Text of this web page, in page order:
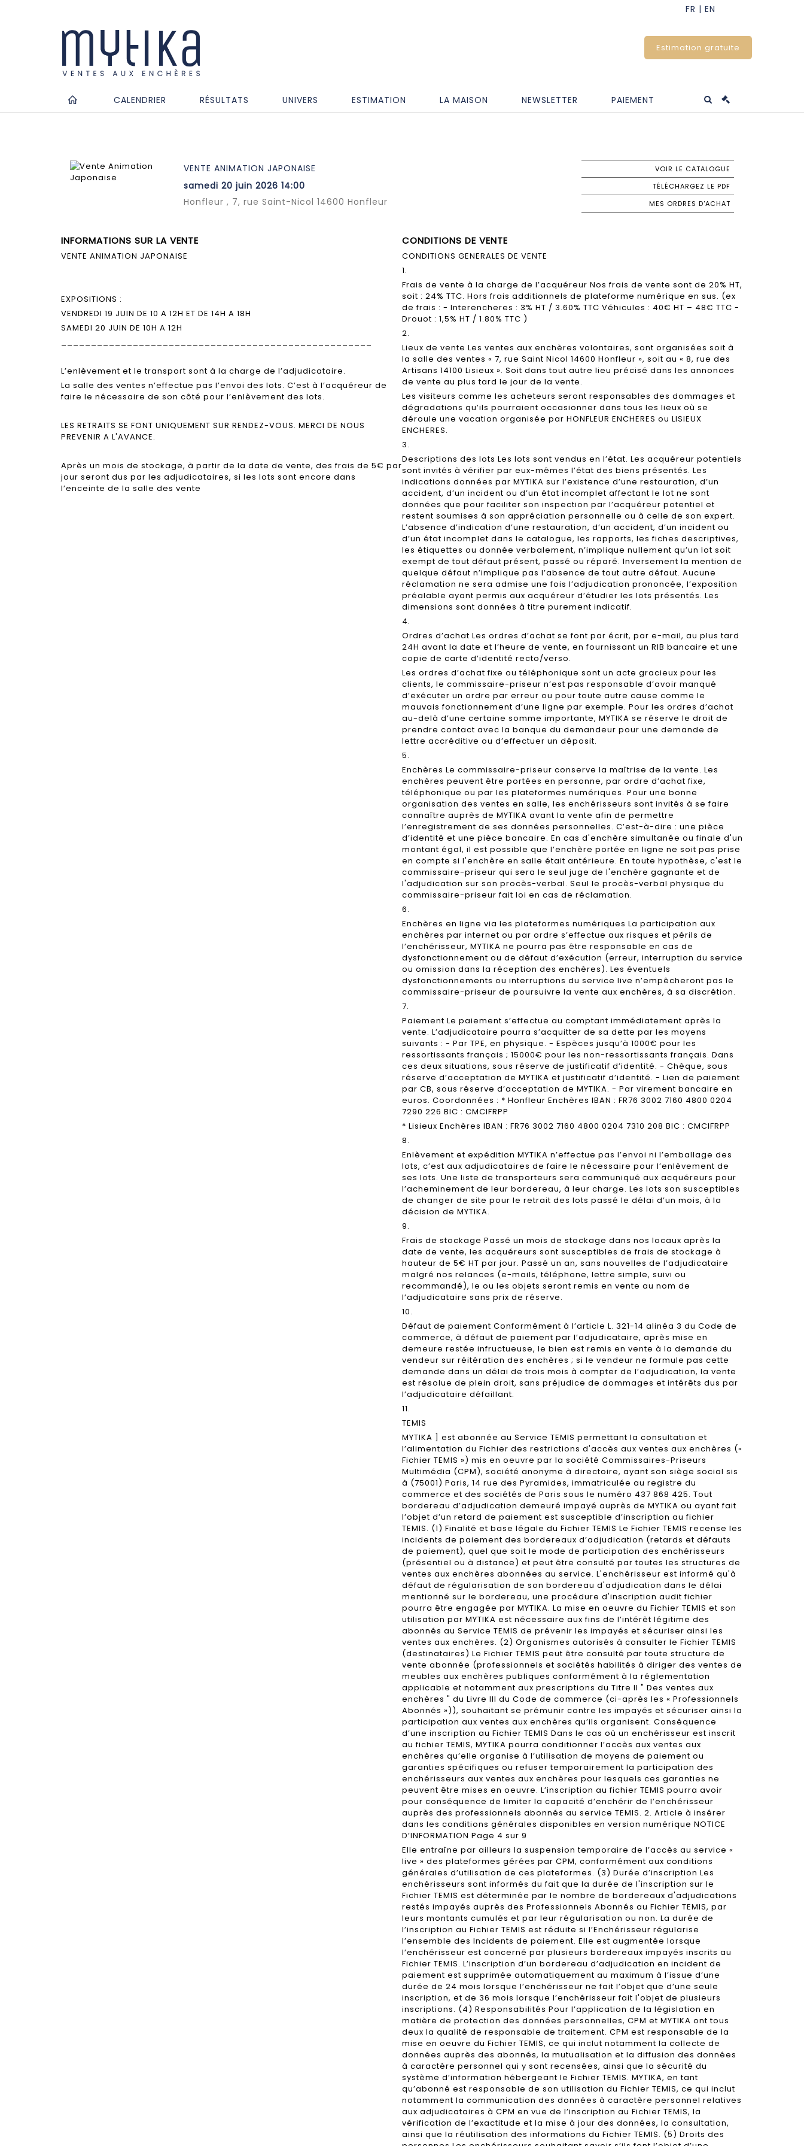
Estimation gratuite
CALENDRIER RÉSULTATS UNIVERS ESTIMATION LA MAISON NEWSLETTER PAIEMENT
VENTE ANIMATION JAPONAISE
samedi 20 juin 2026 14:00
Honfleur , 7, rue Saint-Nicol 14600 Honfleur
VOIR LE CATALOGUE
TÉLÉCHARGEZ LE PDF
MES ORDRES D'ACHAT
INFORMATIONS SUR LA VENTE
VENTE ANIMATION JAPONAISE
EXPOSITIONS :
VENDREDI 19 JUIN DE 10 A 12H ET DE 14H A 18H
SAMEDI 20 JUIN DE 10H A 12H
L’enlèvement et le transport sont à la charge de l’adjudicataire.
La salle des ventes n’effectue pas l’envoi des lots. C’est à l’acquéreur de
faire le nécessaire de son côté pour l’enlèvement des lots.
LES RETRAITS SE FONT UNIQUEMENT SUR RENDEZ-VOUS. MERCI DE NOUS
PREVENIR A L'AVANCE.
Après un mois de stockage, à partir de la date de vente, des frais de 5€ par
jour seront dus par les adjudicataires, si les lots sont encore dans
l’enceinte de la salle des vente
CONDITIONS DE VENTE
CONDITIONS GENERALES DE VENTE
1.
Frais de vente à la charge de l’acquéreur Nos frais de vente sont de 20% HT,
soit : 24% TTC. Hors frais additionnels de plateforme numérique en sus. (ex
de frais : - Interencheres : 3% HT / 3.60% TTC Véhicules : 40€ HT – 48€ TTC -
Drouot : 1,5% HT / 1.80% TTC )
2.
Lieux de vente Les ventes aux enchères volontaires, sont organisées soit à
la salle des ventes « 7, rue Saint Nicol 14600 Honfleur », soit au « 8, rue des
Artisans 14100 Lisieux ». Soit dans tout autre lieu précisé dans les annonces
de vente au plus tard le jour de la vente.
Les visiteurs comme les acheteurs seront responsables des dommages et
dégradations qu’ils pourraient occasionner dans tous les lieux où se
déroule une vacation organisée par HONFLEUR ENCHERES ou LISIEUX
ENCHERES.
3.
Descriptions des lots Les lots sont vendus en l’état. Les acquéreur potentiels
sont invités à vérifier par eux-mêmes l’état des biens présentés. Les
indications données par MYTIKA sur l’existence d’une restauration, d’un
accident, d’un incident ou d’un état incomplet affectant le lot ne sont
données que pour faciliter son inspection par l’acquéreur potentiel et
restent soumises à son appréciation personnelle ou à celle de son expert.
L’absence d’indication d’une restauration, d’un accident, d’un incident ou
d’un état incomplet dans le catalogue, les rapports, les fiches descriptives,
les étiquettes ou donnée verbalement, n’implique nullement qu’un lot soit
exempt de tout défaut présent, passé ou réparé. Inversement la mention de
quelque défaut n’implique pas l’absence de tout autre défaut. Aucune
réclamation ne sera admise une fois l’adjudication prononcée, l’exposition
préalable ayant permis aux acquéreur d’étudier les lots présentés. Les
dimensions sont données à titre purement indicatif.
4.
Ordres d’achat Les ordres d’achat se font par écrit, par e-mail, au plus tard
24H avant la date et l’heure de vente, en fournissant un RIB bancaire et une
copie de carte d’identité recto/verso.
Les ordres d’achat fixe ou téléphonique sont un acte gracieux pour les
clients, le commissaire-priseur n’est pas responsable d’avoir manqué
d’exécuter un ordre par erreur ou pour toute autre cause comme le
mauvais fonctionnement d’une ligne par exemple. Pour les ordres d’achat
au-delà d’une certaine somme importante, MYTIKA se réserve le droit de
prendre contact avec la banque du demandeur pour une demande de
lettre accréditive ou d’effectuer un déposit.
5.
Enchères Le commissaire-priseur conserve la maîtrise de la vente. Les
enchères peuvent être portées en personne, par ordre d’achat fixe,
téléphonique ou par les plateformes numériques. Pour une bonne
organisation des ventes en salle, les enchérisseurs sont invités à se faire
connaître auprès de MYTIKA avant la vente afin de permettre
l’enregistrement de ses données personnelles. C’est-à-dire : une pièce
d’identité et une pièce bancaire. En cas d'enchère simultanée ou finale d'un
montant égal, il est possible que l’enchère portée en ligne ne soit pas prise
en compte si l'enchère en salle était antérieure. En toute hypothèse, c'est le
commissaire-priseur qui sera le seul juge de l'enchère gagnante et de
l'adjudication sur son procès-verbal. Seul le procès-verbal physique du
commissaire-priseur fait loi en cas de réclamation.
6.
Enchères en ligne via les plateformes numériques La participation aux
enchères par internet ou par ordre s’effectue aux risques et périls de
l’enchérisseur, MYTIKA ne pourra pas être responsable en cas de
dysfonctionnement ou de défaut d’exécution (erreur, interruption du service
ou omission dans la réception des enchères). Les éventuels
dysfonctionnements ou interruptions du service live n’empêcheront pas le
commissaire-priseur de poursuivre la vente aux enchères, à sa discrétion.
7.
Paiement Le paiement s’effectue au comptant immédiatement après la
vente. L’adjudicataire pourra s’acquitter de sa dette par les moyens
suivants : - Par TPE, en physique. - Espèces jusqu’à 1000€ pour les
ressortissants français ; 15000€ pour les non-ressortissants français. Dans
ces deux situations, sous réserve de justificatif d’identité. - Chèque, sous
réserve d’acceptation de MYTIKA et justificatif d’identité. - Lien de paiement
par CB, sous réserve d’acceptation de MYTIKA. - Par virement bancaire en
euros. Coordonnées : * Honfleur Enchères IBAN : FR76 3002 7160 4800 0204
7290 226 BIC : CMCIFRPP
* Lisieux Enchères IBAN : FR76 3002 7160 4800 0204 7310 208 BIC : CMCIFRPP
8.
Enlèvement et expédition MYTIKA n’effectue pas l’envoi ni l’emballage des
lots, c’est aux adjudicataires de faire le nécessaire pour l’enlèvement de
ses lots. Une liste de transporteurs sera communiqué aux acquéreurs pour
l’acheminement de leur bordereau, à leur charge. Les lots son susceptibles
de changer de site pour le retrait des lots passé le délai d’un mois, à la
décision de MYTIKA.
9.
Frais de stockage Passé un mois de stockage dans nos locaux après la
date de vente, les acquéreurs sont susceptibles de frais de stockage à
hauteur de 5€ HT par jour. Passé un an, sans nouvelles de l’adjudicataire
malgré nos relances (e-mails, téléphone, lettre simple, suivi ou
recommandé), le ou les objets seront remis en vente au nom de
l’adjudicataire sans prix de réserve.
10.
Défaut de paiement Conformément à l’article L. 321-14 alinéa 3 du Code de
commerce, à défaut de paiement par l’adjudicataire, après mise en
demeure restée infructueuse, le bien est remis en vente à la demande du
vendeur sur réitération des enchères ; si le vendeur ne formule pas cette
demande dans un délai de trois mois à compter de l’adjudication, la vente
est résolue de plein droit, sans préjudice de dommages et intérêts dus par
l’adjudicataire défaillant.
11.
TEMIS
MYTIKA ] est abonnée au Service TEMIS permettant la consultation et
l’alimentation du Fichier des restrictions d'accès aux ventes aux enchères («
Fichier TEMIS ») mis en oeuvre par la société Commissaires-Priseurs
Multimédia (CPM), société anonyme à directoire, ayant son siège social sis
à (75001) Paris, 14 rue des Pyramides, immatriculée au registre du
commerce et des sociétés de Paris sous le numéro 437 868 425. Tout
bordereau d’adjudication demeuré impayé auprès de MYTIKA ou ayant fait
l’objet d’un retard de paiement est susceptible d’inscription au fichier
TEMIS. (1) Finalité et base légale du Fichier TEMIS Le Fichier TEMIS recense les
incidents de paiement des bordereaux d’adjudication (retards et défauts
de paiement), quel que soit le mode de participation des enchérisseurs
(présentiel ou à distance) et peut être consulté par toutes les structures de
ventes aux enchères abonnées au service. L'enchérisseur est informé qu'à
défaut de régularisation de son bordereau d'adjudication dans le délai
mentionné sur le bordereau, une procédure d'inscription audit fichier
pourra être engagée par MYTIKA. La mise en oeuvre du Fichier TEMIS et son
utilisation par MYTIKA est nécessaire aux fins de l’intérêt légitime des
abonnés au Service TEMIS de prévenir les impayés et sécuriser ainsi les
ventes aux enchères. (2) Organismes autorisés à consulter le Fichier TEMIS
(destinataires) Le Fichier TEMIS peut être consulté par toute structure de
vente abonnée (professionnels et sociétés habilités à diriger des ventes de
meubles aux enchères publiques conformément à la réglementation
applicable et notamment aux prescriptions du Titre II " Des ventes aux
enchères " du Livre III du Code de commerce (ci-après les « Professionnels
Abonnés »)), souhaitant se prémunir contre les impayés et sécuriser ainsi la
participation aux ventes aux enchères qu’ils organisent. Conséquence
d’une inscription au Fichier TEMIS Dans le cas où un enchérisseur est inscrit
au fichier TEMIS, MYTIKA pourra conditionner l’accès aux ventes aux
enchères qu’elle organise à l’utilisation de moyens de paiement ou
garanties spécifiques ou refuser temporairement la participation des
enchérisseurs aux ventes aux enchères pour lesquels ces garanties ne
peuvent être mises en oeuvre. L’inscription au fichier TEMIS pourra avoir
pour conséquence de limiter la capacité d’enchérir de l’enchérisseur
auprès des professionnels abonnés au service TEMIS. 2. Article à insérer
dans les conditions générales disponibles en version numérique NOTICE
D’INFORMATION Page 4 sur 9
Elle entraîne par ailleurs la suspension temporaire de l’accès au service «
live » des plateformes gérées par CPM, conformément aux conditions
générales d’utilisation de ces plateformes. (3) Durée d’inscription Les
enchérisseurs sont informés du fait que la durée de l'inscription sur le
Fichier TEMIS est déterminée par le nombre de bordereaux d'adjudications
restés impayés auprès des Professionnels Abonnés au Fichier TEMIS, par
leurs montants cumulés et par leur régularisation ou non. La durée de
l’inscription au Fichier TEMIS est réduite si l’Enchérisseur régularise
l’ensemble des Incidents de paiement. Elle est augmentée lorsque
l’enchérisseur est concerné par plusieurs bordereaux impayés inscrits au
Fichier TEMIS. L’inscription d’un bordereau d’adjudication en incident de
paiement est supprimée automatiquement au maximum à l’issue d’une
durée de 24 mois lorsque l’enchérisseur ne fait l’objet que d’une seule
inscription, et de 36 mois lorsque l’enchérisseur fait l'objet de plusieurs
inscriptions. (4) Responsabilités Pour l’application de la législation en
matière de protection des données personnelles, CPM et MYTIKA ont tous
deux la qualité de responsable de traitement. CPM est responsable de la
mise en oeuvre du Fichier TEMIS, ce qui inclut notamment la collecte de
données auprès des abonnés, la mutualisation et la diffusion des données
à caractère personnel qui y sont recensées, ainsi que la sécurité du
système d’information hébergeant le Fichier TEMIS. MYTIKA, en tant
qu’abonné est responsable de son utilisation du Fichier TEMIS, ce qui inclut
notamment la communication des données à caractère personnel relatives
aux adjudicataires à CPM en vue de l’inscription au Fichier TEMIS, la
vérification de l’exactitude et la mise à jour des données, la consultation,
ainsi que la réutilisation des informations du Fichier TEMIS. (5) Droits des